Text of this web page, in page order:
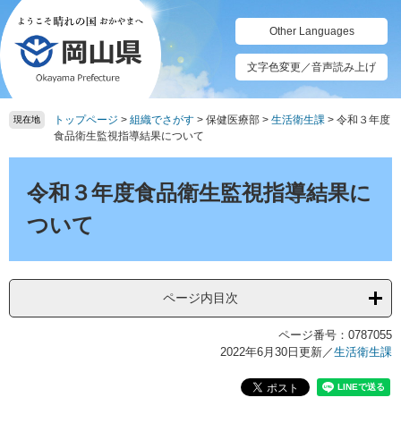
ペ
ー
ジ
の
先
頭
メ
ニ
ュ
ー
を
飛
て
Other Languages
文字色変更／音声読み上げ
現在地 トップページ > 組織でさがす > 保健医療部 > 生活衛生課 > 令和３年度
食品衛生監視指導結果について
令和３年度食品衛生監視指導結果に
ついて
ページ内目次
ページ番号：0787055
2022年6月30日更新／生活衛生課